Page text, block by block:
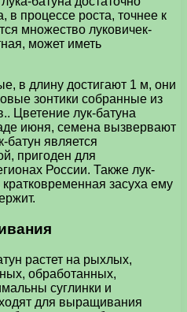
в процессе роста, точнее к
множество луковичек-
может иметь
в длину достигают 1 м, они
зонтики собранные из
Цветение лук-батуна
июня, семена вызвервают
батун является
пригоден для
России. Также лук-
засуха ему
растет на рыхлых,
обработанных,
суглинки и
для выращивания